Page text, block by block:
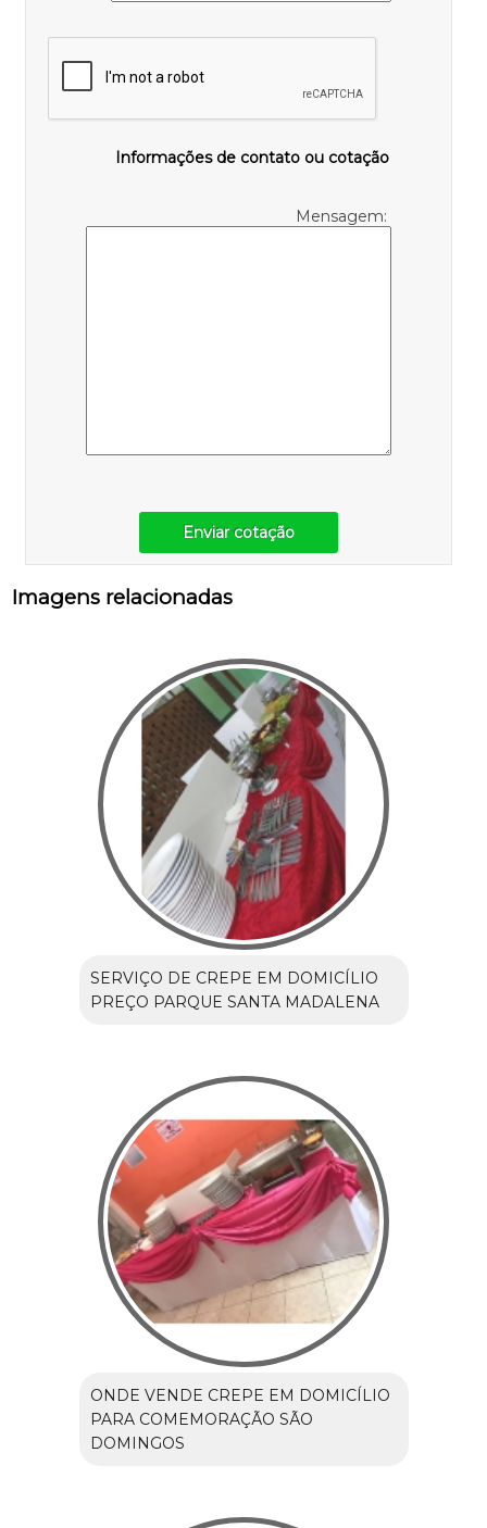
Informações de contato ou cotação
Mensagem:
Enviar cotação
Imagens relacionadas
SERVIÇO DE CREPE EM DOMICÍLIO
PREÇO PARQUE SANTA MADALENA
ONDE VENDE CREPE EM DOMICÍLIO
PARA COMEMORAÇÃO SÃO
DOMINGOS